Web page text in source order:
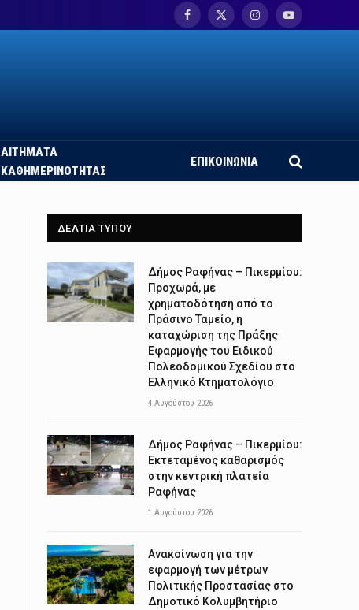
Facebook
X
InstagramYouTube
ΑΙΤΗΜΑΤΑ
ΚΑΘΗΜΕΡΙΝΟΤΗΤΑΣ
ΕΠΙΚΟΙΝΩΝΙΑ
ΔΕΛΤΙΑ ΤΥΠΟΥ
Δήμος Ραφήνας – Πικερμίου:
Προχωρά, με
χρηματοδότηση από το
Πράσινο Ταμείο, η
καταχώριση της Πράξης
Εφαρμογής του Ειδικού
Πολεοδομικού Σχεδίου στο
Ελληνικό Κτηματολόγιο
4 Αυγούστου 2026
Δήμος Ραφήνας – Πικερμίου:
Εκτεταμένος καθαρισμός
στην κεντρική πλατεία
Ραφήνας
1 Αυγούστου 2026
Ανακοίνωση για την
εφαρμογή των μέτρων
Πολιτικής Προστασίας στο
Δημοτικό Κολυμβητήριο